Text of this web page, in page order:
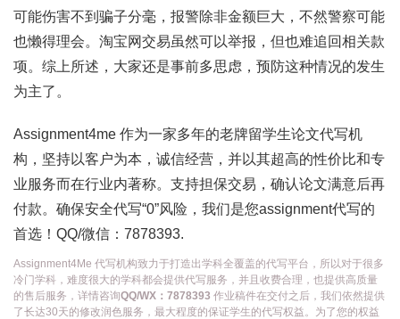
可能伤害不到骗子分毫，报警除非金额巨大，不然警察可能
也懒得理会。淘宝网交易虽然可以举报，但也难追回相关款
项。综上所述，大家还是事前多思虑，预防这种情况的发生
为主了。
Assignment4me 作为一家多年的老牌留学生论文代写机
构，坚持以客户为本，诚信经营，并以其超高的性价比和专
业服务而在行业内著称。支持担保交易，确认论文满意后再
付款。确保安全代写“0”风险，我们是您assignment代写的
首选！QQ/微信：7878393.
Assignment4Me 代写机构致力于打造出学科全覆盖的代写平台，所以对于很多
冷门学科，难度很大的学科都会提供代写服务，并且收费合理，也提供高质量
的售后服务，详情咨询QQ/WX：7878393 作业稿件在交付之后，我们依然提供
了长达30天的修改润色服务，最大程度的保证学生的代写权益。为了您的权益